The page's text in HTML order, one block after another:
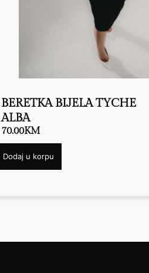
BERETKA BIJELA TYCHE
ALBA
70.00KM
Dodaj u korpu